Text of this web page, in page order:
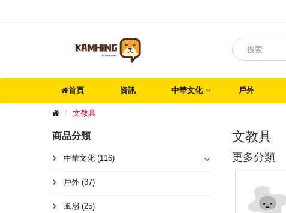
首頁 資訊 中華文化 戶外
文教具
商品分類
中華文化 (116)
戶外 (37)
風扇 (25)
文教具
更多分類